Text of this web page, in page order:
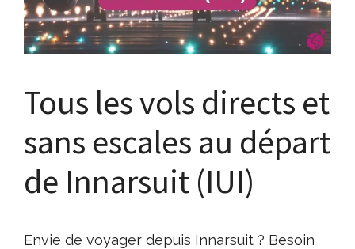
Tous les vols directs et
sans escales au départ
de Innarsuit (IUI)
Envie de voyager depuis Innarsuit ? Besoin